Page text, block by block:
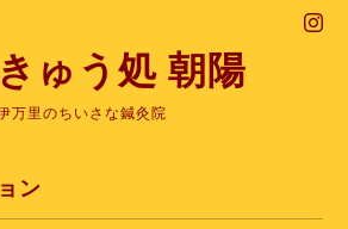
ゅう処 朝陽
万里のちいさな鍼灸院
ン